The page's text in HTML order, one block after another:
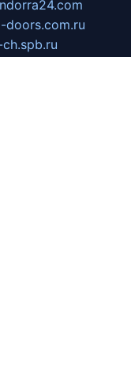
doors.com.ru